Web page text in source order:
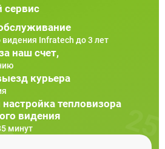
видения Infratech до 3 лет
наш счет,
курьера
тепловизора
видения
минут